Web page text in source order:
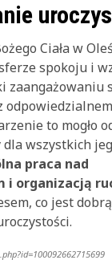
Ciała w
spokoju i
zaangażowaniu
to mogło
wszystkich
praca nad
i organizacją
co jest